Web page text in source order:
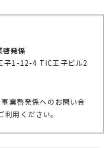
啓発係
1-12-4 TIC王子ビル2
業啓発係へのお問い合
用ください。